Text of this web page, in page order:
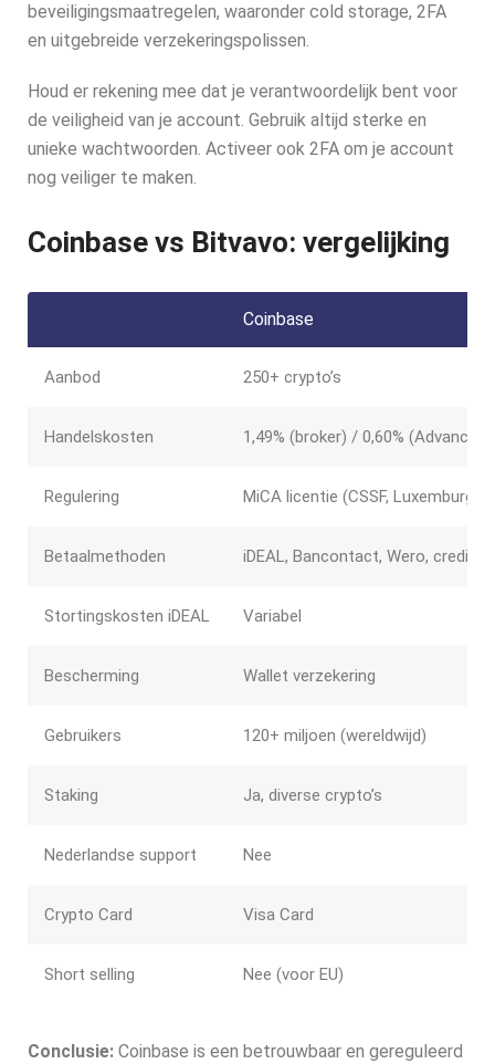
beveiligingsmaatregelen, waaronder cold storage, 2FA
en uitgebreide verzekeringspolissen.
Houd er rekening mee dat je verantwoordelijk bent voor
de veiligheid van je account. Gebruik altijd sterke en
unieke wachtwoorden. Activeer ook 2FA om je account
nog veiliger te maken.
Coinbase vs Bitvavo: vergelijking
Coinbase
Aanbod 250+ crypto’s
Handelskosten 1,49% (broker) / 0,60% (Advanced)
Regulering MiCA licentie (CSSF, Luxemburg)
Betaalmethoden iDEAL, Bancontact, Wero,
Stortingskosten iDEAL Variabel
Bescherming Wallet verzekering
Gebruikers 120+ miljoen (wereldwijd)
Staking Ja, diverse crypto’s
Nederlandse support Nee
Crypto Card Visa Card
Short selling Nee (voor EU)
Conclusie: Coinbase is een betrouwbaar en gereguleerd